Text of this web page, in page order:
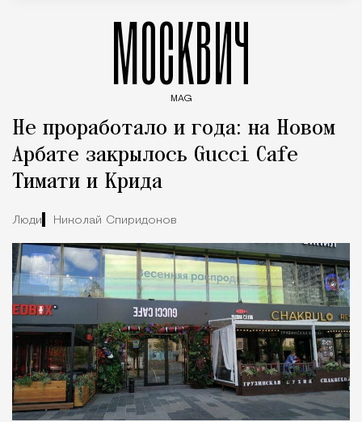
МОСКВИЧ
MAG
Не проработало и года: на Новом
Арбате закрылось Gucci Cafe
Тимати и Крида
Люди Николай Спиридонов